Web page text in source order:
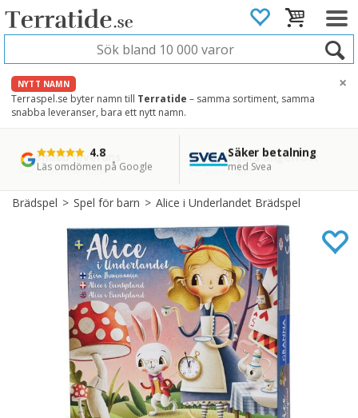
NYTT NAMN
Terraspel.se byter namn till Terratide – samma sortiment, samma
snabba leveranser, bara ett nytt namn.
×
4.8
Läs omdömen på Google
Säker betalning
med Svea
Snabb leverans
Direkt från lager
45 dagars ångerrätt
Enkel retur
Brädspel>Spel för barn>Alice i Underlandet Brädspel